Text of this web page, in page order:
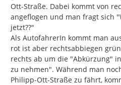
Ott-Straße. Dabei kommt von
angeflogen und man fragt sich
jetzt??"
Als AutofahrerIn kommt man
rot ist aber rechtsabbiegen
rechts ab um die "Abkürzung"
zu nehmen". Während man
Philipp-Ott-Straße zu fährt,